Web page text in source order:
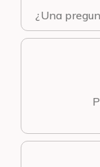
¿Una